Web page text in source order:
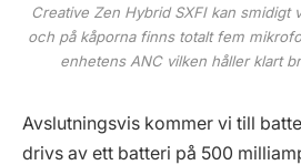
Creative Zen Hybrid SXFI kan smidigt
och på kåporna finns totalt fem
enhetens ANC vilken håller klart
Avslutningsvis kommer vi till
drivs av ett batteri på 500